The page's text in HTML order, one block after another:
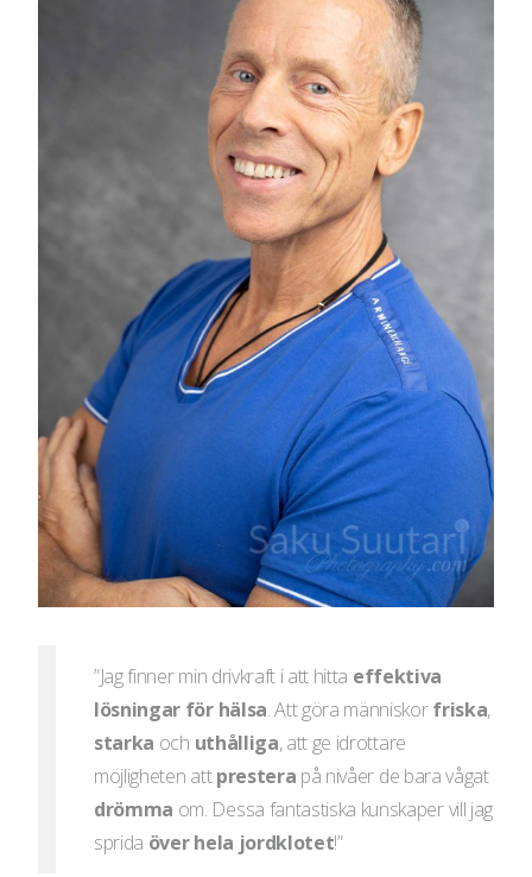
”Jag finner min drivkraft i att hitta effektiva
lösningar för hälsa. Att göra människorfriska,
starka och uthålliga, att ge idrottare
möjligheten attprestera på nivåer de bara vågat
drömma om. Dessa fantastiska kunskaper vill jag
sprida över hela jordklotet!”